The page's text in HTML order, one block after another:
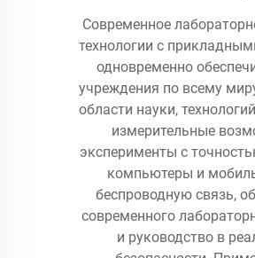
Современное
технологии с
одновременно
учреждения по всему
области науки,
измерительные
эксперименты с
компьютеры и
беспроводную связь,
современного
и руководство в